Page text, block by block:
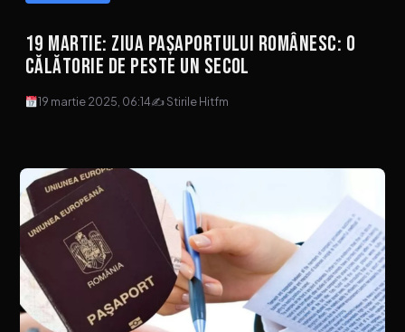
19 martie: Ziua pașaportului românesc: O
călătorie de peste un secol
19 martie 2025, 06:14✍ Stirile Hitfm